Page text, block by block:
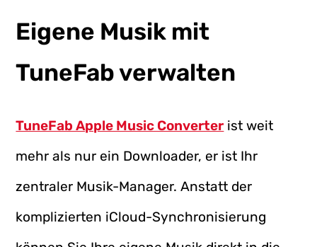
Eigene Musik mit
TuneFab verwalten
TuneFab Apple Music Converter ist weit
mehr als nur ein Downloader, er ist Ihr
zentraler Musik-Manager. Anstatt der
komplizierten iCloud-Synchronisierung